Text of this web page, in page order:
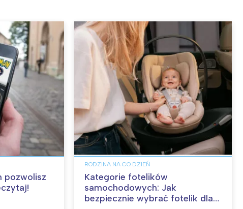
pozwolisz
RODZINA NA CO DZIEŃ
Kategorie fotelików
samochodowych: Jak
bezpiecznie wybrać fotelik dla